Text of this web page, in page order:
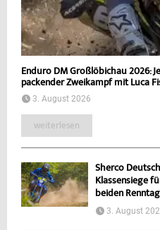
Enduro DM Großlöbichau 2026:
packender Zweikampf mit Luca
3. August 2026
weiterlesen
Sherco
Klassensiege
beiden
3. August